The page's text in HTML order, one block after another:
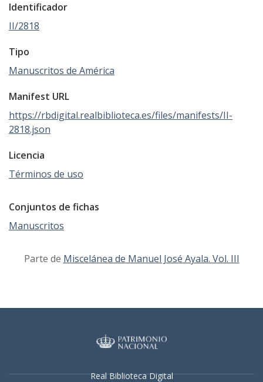
Identificador
II/2818
Tipo
Manuscritos de América
Manifest URL
https://rbdigital.realbiblioteca.es/files/manifests/II-
2818.json
Licencia
Términos de uso
Conjuntos de fichas
Manuscritos
Parte de Miscelánea de Manuel José Ayala. Vol. III
Real Biblioteca Digital